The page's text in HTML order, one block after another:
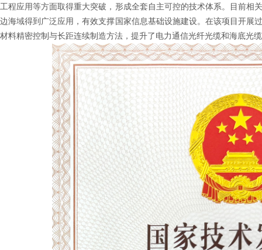
工程应用等方面取得重大突破，形成全套自主可控的技术体系。目前相
边海域得到广泛应用，有效支撑国家信息基础设施建设。在该项目开展
材料精密控制与长距连续制造方法，提升了电力通信光纤光缆和海底光